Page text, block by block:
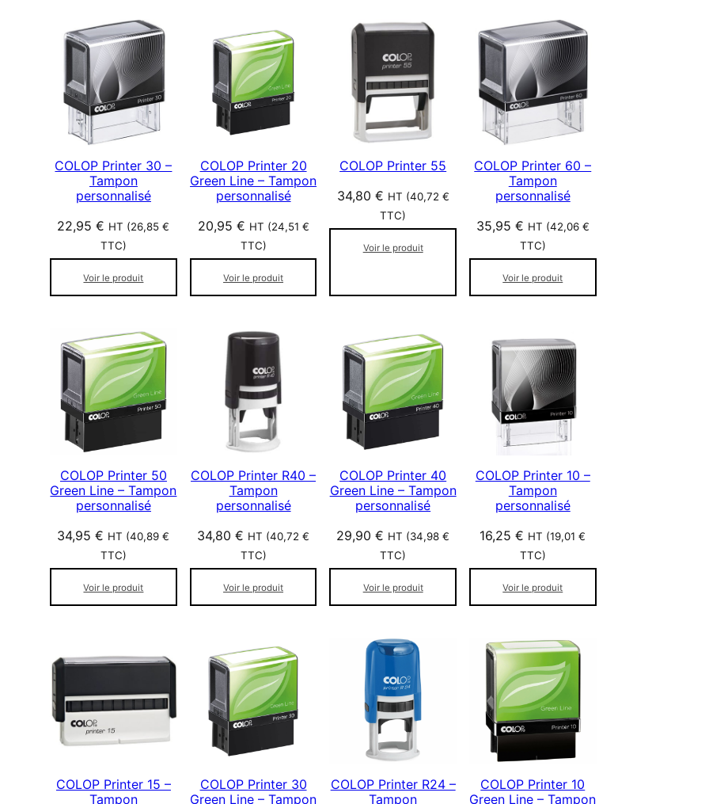
COLOP Printer 30 –
Tampon
personnalisé
22,95€ HT (26,85€
TTC)
Voir le produit
COLOP Printer 20
Green Line – Tampon
personnalisé
20,95 € HT (24,51 €
TTC)
Voir le produit
COLOP Printer 55
34,80 € HT (40,72 €
TTC)
Voir le produit
COLOP Printer 60 –
Tampon
personnalisé
35,95 € HT (42,06 €
TTC)
Voir le produit
COLOP Printer 50
Green Line – Tampon
personnalisé
34,95€ HT (40,89€
TTC)
Voir le produit
COLOP Printer R40 –
Tampon
personnalisé
34,80€ HT (40,72€
TTC)
Voir le produit
COLOP Printer 40
Green Line – Tampon
personnalisé
29,90€ HT (34,98€
TTC)
Voir le produit
COLOP Printer 10 –
Tampon
personnalisé
16,25€ HT (19,01€
TTC)
Voir le produit
COLOP Printer 15 –
Tampon
COLOP Printer 30
Green Line – Tampon
COLOP Printer R24 –
Tampon
COLOP Printer 10
Green Line – Tampon